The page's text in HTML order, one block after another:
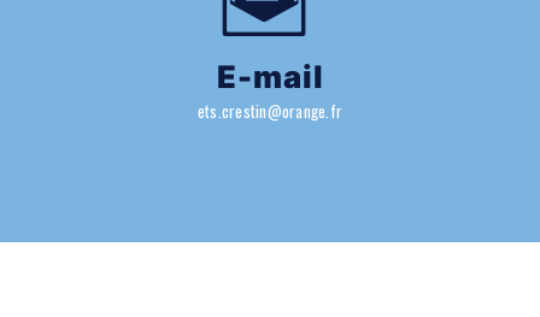
E-mail
ets.crestin@orange.fr